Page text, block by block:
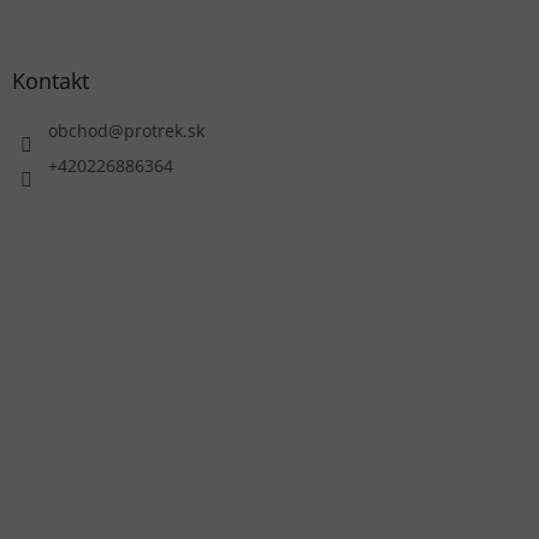
Kontakt
obchod@protrek.sk
+420226886364